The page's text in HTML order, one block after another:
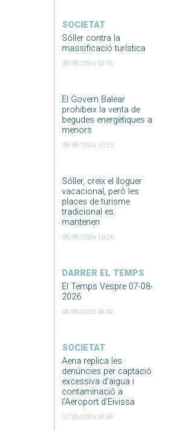
SOCIETAT
Sóller contra la
massificació turística
08/08/2026 02:15
El Govern Balear
prohibeix la venta de
begudes energètiques a
menors
08/08/2026 10:53
Sóller, creix el lloguer
vacacional, però les
places de turisme
tradicional es
mantenen
08/08/2026 10:24
DARRER EL TEMPS
El Temps Vespre 07-08-
2026
08/08/2026 08:59
SOCIETAT
Aena replica les
denúncies per captació
excessiva d’aigua i
contaminació a
l’Aeroport d’Eivissa
07/08/2026 09:59